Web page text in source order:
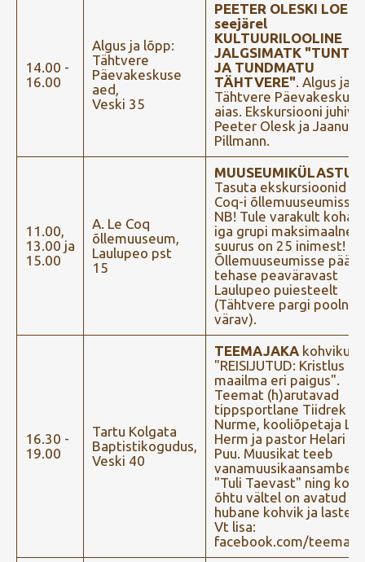
14.00 -
16.00
Algus ja lõpp:
Tähtvere
Päevakeskuse
aed,
Veski 35
PEETER OLESKI
seejärel
KULTUURILOOLINE
JALGSIMATK
JA TUNDMATU
TÄHTVERE". Algus ja
Tähtvere Päevakeskuse
aias. Ekskursiooni
Peeter Olesk ja Jaanus
Pillmann.
11.00,
13.00 ja
15.00
A. Le Coq
õllemuuseum,
Laulupeo pst
15
MUUSEUMIKÜLASTUS
Tasuta ekskursioonid A.
Coq-i õllemuuseumisse.
NB! Tule varakult
iga grupi maksimaalne
suurus on 25 inimest!
Õllemuuseumisse
tehase peaväravast
Laulupeo puiesteelt
(Tähtvere pargi poolne
värav).
16.30 -
19.00
Tartu Kolgata
Baptistikogudus,
Veski 40
TEEMAJAKA
"REISIJUTUD: Kristlus
maailma eri paigus".
Teemat (h)arutavad
tippsportlane Tiidrek
Nurme, kooliõpetaja
Herm ja pastor Helari
Puu. Muusikat teeb
vanamuusikaansambel
"Tuli Taevast" ning kogu
õhtu vältel on avatud
hubane kohvik ja
Vt lisa:
facebook.com/